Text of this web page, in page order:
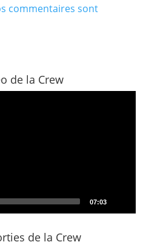
commentaires sont
de la Crew
07:03
de la Crew